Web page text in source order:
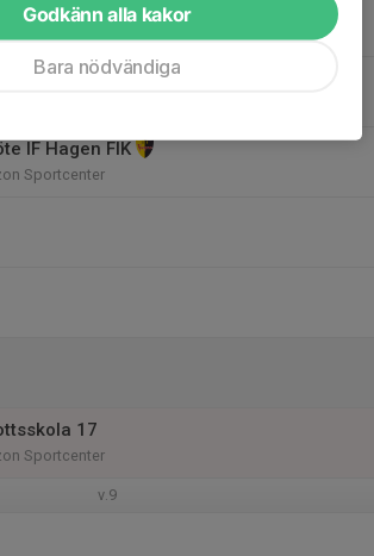
IF Hagen FIK
Sportcenter
17
Sportcenter
v.9
Godkänn alla kakor
Bara nödvändiga